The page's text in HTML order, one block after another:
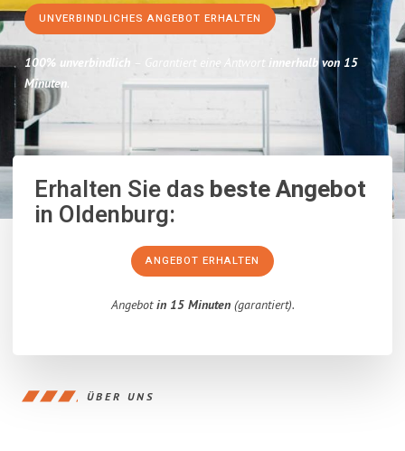
UNVERBINDLICHES ANGEBOT ERHALTEN
100% unverbindlich – Garantiert eine Antwort innerhalb von 15
Minuten.
Erhalten Sie dasbeste Angebot
in Oldenburg:
ANGEBOT ERHALTEN
Angebotin 15 Minuten(garantiert).
ÜBER UNS